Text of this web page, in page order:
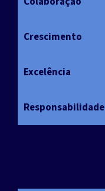
Crescimento
Excelência
Responsabilidade